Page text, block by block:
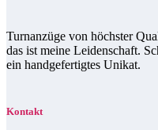
Turnanzüge von höchster
das ist meine Leidenschaft.
ein handgefertigtes Unikat.
Kontakt